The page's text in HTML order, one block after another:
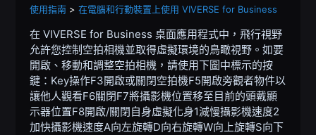
使用指南 在電腦和行動裝置上使用 VIVERSE for Business
在 VIVERSE for Business 桌面應用程式中，飛行視野
允許您控制空拍相機並取得虛擬環境的鳥瞰視野。如要
開啟、移動和調整空拍相機，請使用下圖中標示的按
鍵：Key操作F3開啟或關閉空拍機F5開啟旁觀者物件以
讓他人觀看F6關閉F7將攝影機位置移至目前的頭戴顯
示器位置F8開啟/關閉自身虛擬化身1減慢攝影機速度2
加快攝影機速度A向左旋轉D向右旋轉W向上旋轉S向下